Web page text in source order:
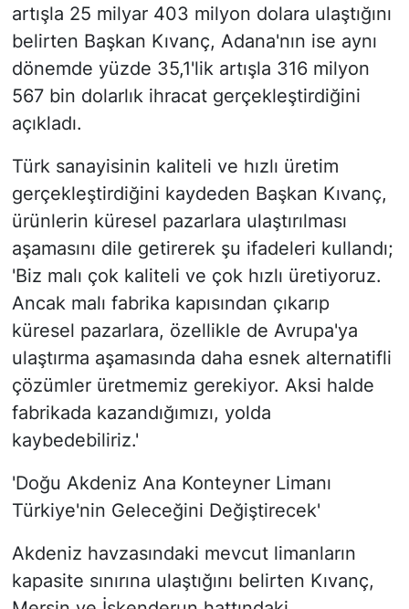
artışla 25 milyar 403 milyon dolara ulaştığını
belirten Başkan Kıvanç, Adana'nın ise aynı
dönemde yüzde 35,1'lik artışla 316 milyon
567 bin dolarlık ihracat gerçekleştirdiğini
açıkladı.
Türk sanayisinin kaliteli ve hızlı üretim
gerçekleştirdiğini kaydeden Başkan Kıvanç,
ürünlerin küresel pazarlara ulaştırılması
aşamasını dile getirerek şu ifadeleri kullandı;
'Biz malı çok kaliteli ve çok hızlı üretiyoruz.
Ancak malı fabrika kapısından çıkarıp
küresel pazarlara, özellikle de Avrupa'ya
ulaştırma aşamasında daha esnek alternatifli
çözümler üretmemiz gerekiyor. Aksi halde
fabrikada kazandığımızı, yolda
kaybedebiliriz.'
'Doğu Akdeniz Ana Konteyner Limanı
Türkiye'nin Geleceğini Değiştirecek'
Akdeniz havzasındaki mevcut limanların
kapasite sınırına ulaştığını belirten Kıvanç,